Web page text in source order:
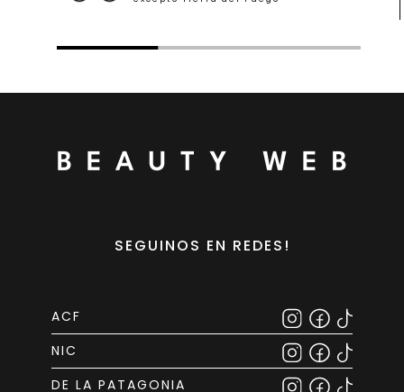
SEGUINOS EN REDES!
ACF
NIC
DE LA PATAGONIA